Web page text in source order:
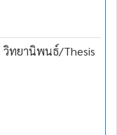
วิทยานิพนธ์/Thesis